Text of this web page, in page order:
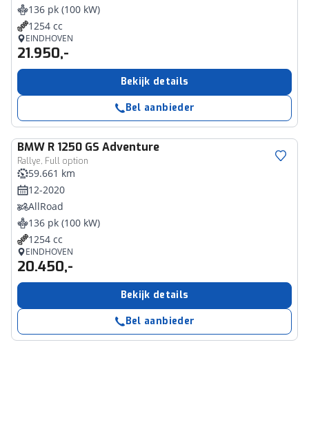
136 pk (100 kW)
1254 cc
EINDHOVEN
21.950,-
Bekijk details
Bel aanbieder
BMW R 1250 GS Adventure
Rallye, Full option
59.661 km
12-2020
AllRoad
136 pk (100 kW)
1254 cc
EINDHOVEN
20.450,-
Bekijk details
Bel aanbieder